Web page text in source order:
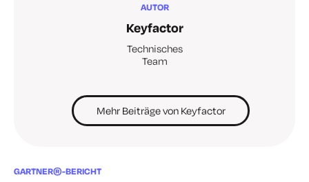
AUTOR
Keyfactor
Technisches
Team
Mehr Beiträge von Keyfactor
GARTNER®-BERICHT